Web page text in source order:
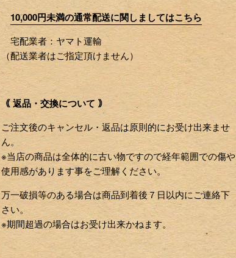
10,000円未満の通常配送に関しましてはこちら
宅配業者：ヤマト運輸
（配送業者はご指定頂けません）
｟ 返品・交換について ｠
ご注文後のキャンセル・返品は原則的にお受け出来ませ
ん。
※当店の商品は全体的に古い物ですので経年範囲での傷や
使用感があります事をご理解ください。
万一破損等のある場合は商品到着後７日以内にご連絡下
さい。
※期間超過の場合はお受け出来かねます。